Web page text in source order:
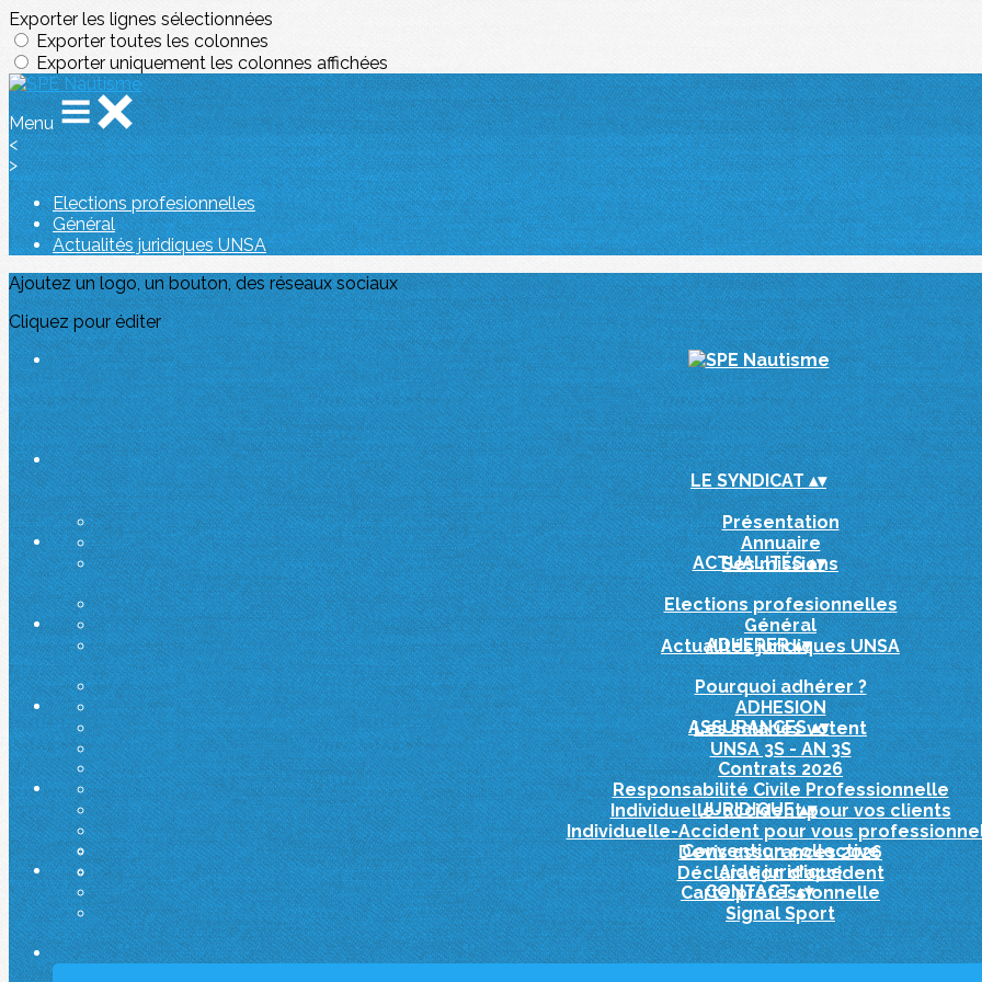
Exporter les lignes sélectionnées
Exporter toutes les colonnes
Exporter uniquement les colonnes affichées
Menu
<
>
Elections profesionnelles
Général
Actualités juridiques UNSA
Ajoutez un logo, un bouton, des réseaux sociaux
Cliquez pour éditer
LE SYNDICAT▴▾
Présentation
Annuaire
Ses missions
ACTUALITÉS▴▾
Elections profesionnelles
Général
Actualités juridiques UNSA
ADHERER▴▾
Pourquoi adhérer ?
ADHESION
Les salariés votent
UNSA 3S - AN 3S
ASSURANCES▴▾
Contrats 2026
Responsabilité Civile Professionnelle
Individuelle-accident pour vos clients
Individuelle-Accident pour vous
Devis assurances 2026
Déclaration d'accident
JURIDIQUE▴▾
Convention collective
Aide juridique
Carte professionnelle
Signal Sport
CONTACT▴▾